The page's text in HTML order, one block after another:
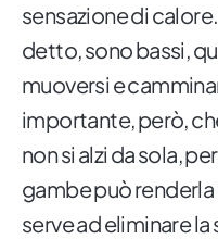
sensazione di
detto, sono bassi,
muoversi e
importante, però,
non si alzi da sola,
gambe può
serve ad eliminare